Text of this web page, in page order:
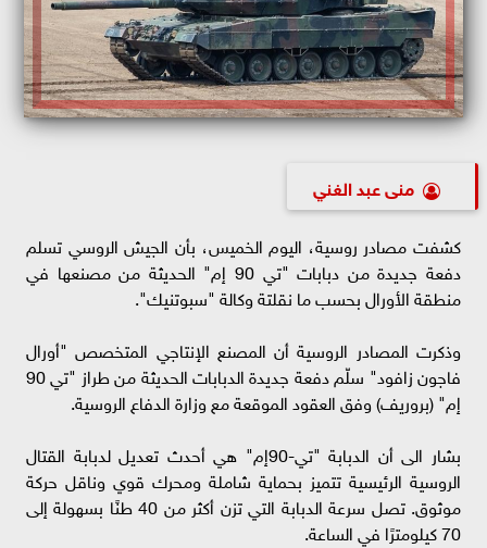
منى عبد الغني
كشفت مصادر روسية، اليوم الخميس، بأن الجيش الروسي تسلم
دفعة جديدة من دبابات "تي 90 إم" الحديثة من مصنعها في
منطقة الأورال بحسب ما نقلتة وكالة "سبوتنيك".
وذكرت المصادر الروسية أن المصنع الإنتاجي المتخصص "أورال
فاجون زافود" سلّم دفعة جديدة الدبابات الحديثة من طراز "تي 90
إم" (بروريف) وفق العقود الموقعة مع وزارة الدفاع الروسية.
بشار الى أن الدبابة "تي-90إم" هي أحدث تعديل لدبابة القتال
الروسية الرئيسية تتميز بحماية شاملة ومحرك قوي وناقل حركة
موثوق. تصل سرعة الدبابة التي تزن أكثر من 40 طنًا بسهولة إلى
70 كيلومترًا في الساعة.